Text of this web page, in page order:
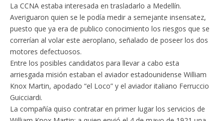
La CCNA estaba interesada en trasladarlo a Medellín.
Averiguaron quien se le podía medir a semejante insensatez,
puesto que ya era de publico conocimiento los riesgos que se
correrían al volar este aeroplano, señalado de poseer los dos
motores defectuosos.
Entre los posibles candidatos para llevar a cabo esta
arriesgada misión estaban el aviador estadounidense William
Knox Martin, apodado “el Loco” y el aviador italiano Ferruccio
Guicciardi.
La compañía quiso contratar en primer lugar los servicios de